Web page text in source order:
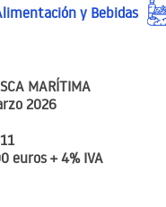
y Bebidas
MARÍTIMA
2026
euros + 4% IVA